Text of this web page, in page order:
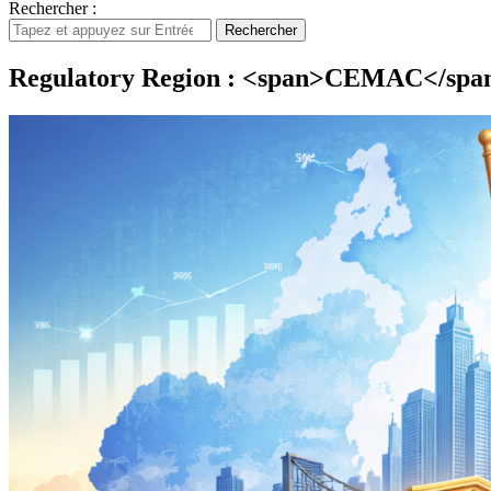
Rechercher :
Rechercher
Regulatory Region : <span>CEMAC</